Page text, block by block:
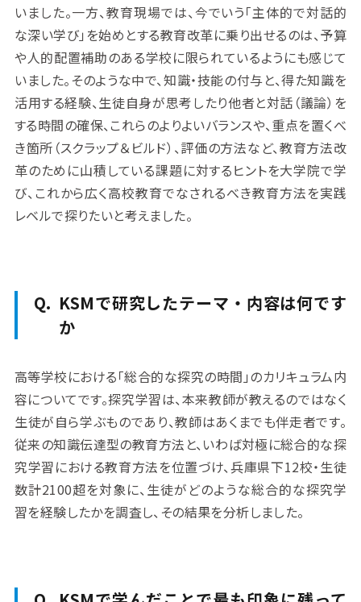
いました。一方、教育現場では、今でいう「主体的で対話的
な深い学び」を始めとする教育改革に乗り出せるのは、予算
や人的配置補助のある学校に限られているようにも感じて
いました。そのような中で、知識・技能の付与と、得た知識を
活用する経験、生徒自身が思考したり他者と対話（議論）を
する時間の確保、これらのよりよいバランスや、重点を置くべ
き箇所（スクラップ＆ビルド）、評価の方法など、教育方法改
革のために山積している課題に対するヒントを大学院で学
び、これから広く高校教育でなされるべき教育方法を実践
レベルで探りたいと考えました。
KSMで研究したテーマ・内容は何です
か
高等学校における「総合的な探究の時間」のカリキュラム内
容についてです。探究学習は、本来教師が教えるのではなく
生徒が自ら学ぶものであり、教師はあくまでも伴走者です。
従来の知識伝達型の教育方法と、いわば対極に総合的な探
究学習における教育方法を位置づけ、兵庫県下12校・生徒
数計2100超を対象に、生徒がどのような総合的な探究学
習を経験したかを調査し、その結果を分析しました。